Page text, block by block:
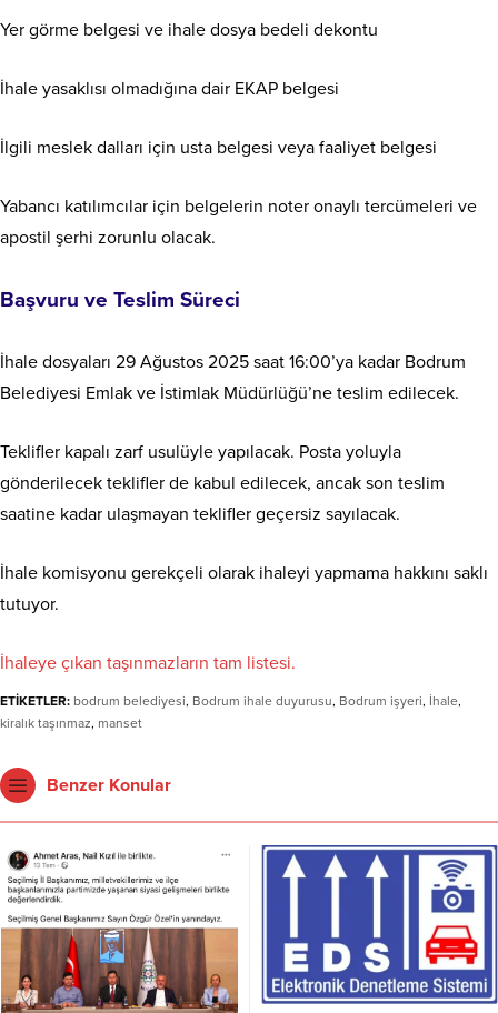
Yer görme belgesi ve ihale dosya bedeli dekontu
İhale yasaklısı olmadığına dair EKAP belgesi
İlgili meslek dalları için usta belgesi veya faaliyet belgesi
Yabancı katılımcılar için belgelerin noter onaylı tercümeleri ve
apostil şerhi zorunlu olacak.
Başvuru ve Teslim Süreci
İhale dosyaları 29 Ağustos 2025 saat 16:00’ya kadar Bodrum
Belediyesi Emlak ve İstimlak Müdürlüğü’ne teslim edilecek.
Teklifler kapalı zarf usulüyle yapılacak. Posta yoluyla
gönderilecek teklifler de kabul edilecek, ancak son teslim
saatine kadar ulaşmayan teklifler geçersiz sayılacak.
İhale komisyonu gerekçeli olarak ihaleyi yapmama hakkını saklı
tutuyor.
İhaleye çıkan taşınmazların tam listesi.
ETİKETLER: bodrum belediyesi, Bodrum ihale duyurusu, Bodrum işyeri, İhale,
kiralık taşınmaz, manset
Benzer Konular